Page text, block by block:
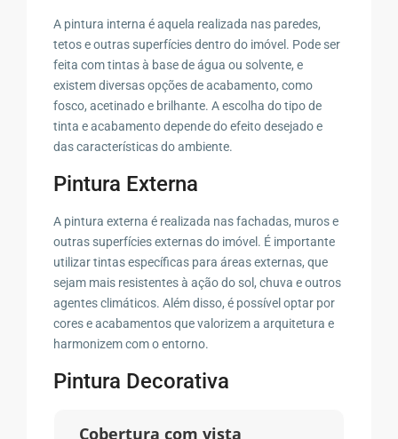
A pintura interna é aquela realizada nas paredes,
tetos e outras superfícies dentro do imóvel. Pode ser
feita com tintas à base de água ou solvente, e
existem diversas opções de acabamento, como
fosco, acetinado e brilhante. A escolha do tipo de
tinta e acabamento depende do efeito desejado e
das características do ambiente.
Pintura Externa
A pintura externa é realizada nas fachadas, muros e
outras superfícies externas do imóvel. É importante
utilizar tintas específicas para áreas externas, que
sejam mais resistentes à ação do sol, chuva e outros
agentes climáticos. Além disso, é possível optar por
cores e acabamentos que valorizem a arquitetura e
harmonizem com o entorno.
Pintura Decorativa
Cobertura com vista